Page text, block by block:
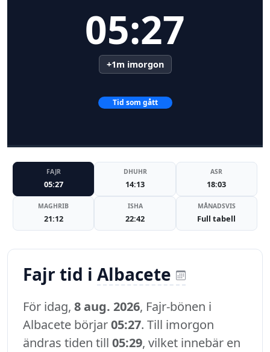
05:27
+1m imorgon
Tid som gått
FAJR
05:27
DHUHR
14:13
ASR
18:03
MAGHRIB
21:12
ISHA
22:42
MÅNADSVIS
Full tabell
Fajr tid i Albacete
För idag, 8 aug. 2026, Fajr-bönen i
Albacete börjar05:27. Till imorgon
ändras tiden till 05:29, vilket innebär en